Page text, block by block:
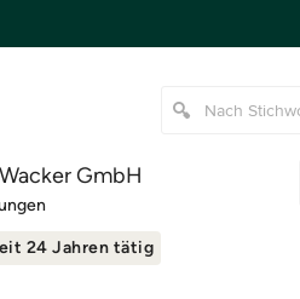
GmbH
5 von 5 Sternen
24 Jahren tätig